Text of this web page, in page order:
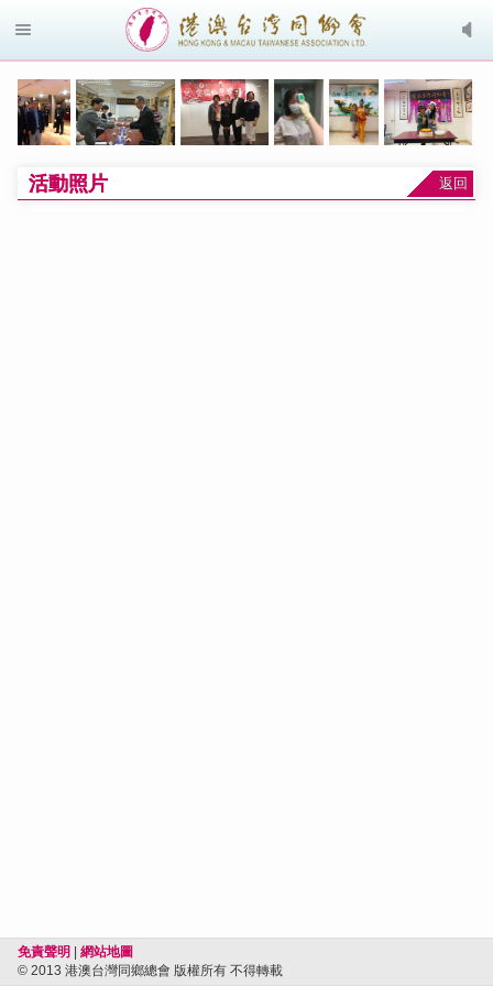
活動照片 返回
免責聲明
網站地圖
© 2013 港澳台灣同鄉總會 版權所有 不得轉載